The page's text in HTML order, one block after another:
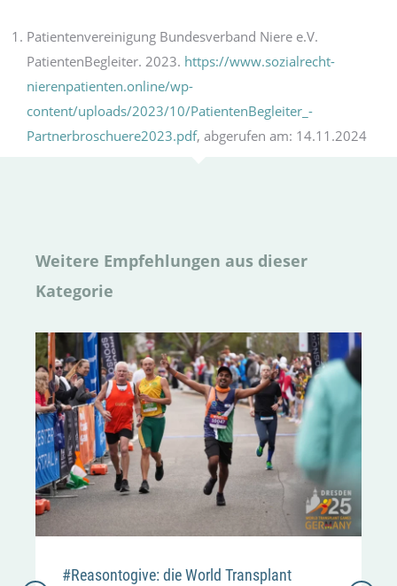
Patientenvereinigung Bundesverband Niere e.V.
PatientenBegleiter. 2023. https://www.sozialrecht-
nierenpatienten.online/wp-
content/uploads/2023/10/PatientenBegleiter_­
Partnerbroschuere2023.pdf, abgerufen am: 14.11.2024
Weitere Empfehlungen aus dieser
Kategorie
#Reasontogive: die World Transplant